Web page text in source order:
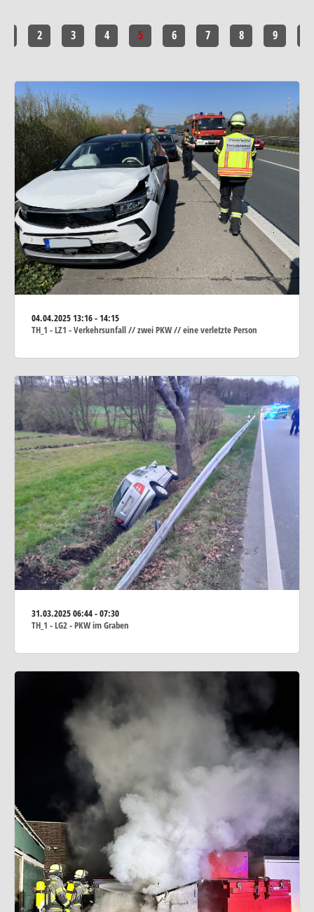
2 3 4 5 6 7 8 9
04.04.202513:16 - 14:15
TH_1 - LZ1 - Verkehrsunfall // zwei PKW // eine verletzte Person
31.03.202506:44 - 07:30
TH_1 - LG2 - PKW im Graben